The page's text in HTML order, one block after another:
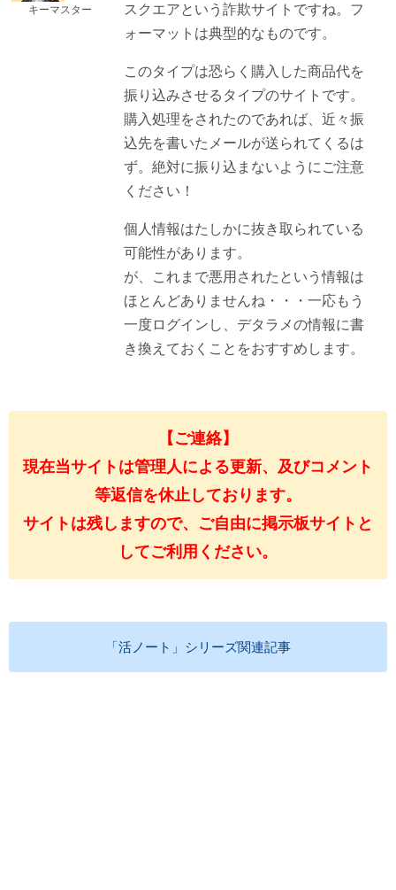
キーマスター
スクエアという詐欺サイトですね。フ
ォーマットは典型的なものです。
このタイプは恐らく購入した商品代を
振り込みさせるタイプのサイトです。
購入処理をされたのであれば、近々振
込先を書いたメールが送られてくるは
ず。絶対に振り込まないようにご注意
ください！
個人情報はたしかに抜き取られている
可能性があります。
が、これまで悪用されたという情報は
ほとんどありませんね・・・一応もう
一度ログインし、デタラメの情報に書
き換えておくことをおすすめします。
【ご連絡】
現在当サイトは管理人による更新、及びコメント
等返信を休止しております。
サイトは残しますので、ご自由に掲示板サイトと
してご利用ください。
「活ノート」シリーズ関連記事